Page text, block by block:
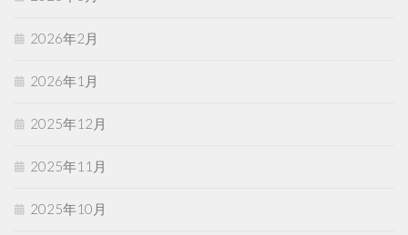
2026年2月
2026年1月
2025年12月
2025年11月
2025年10月